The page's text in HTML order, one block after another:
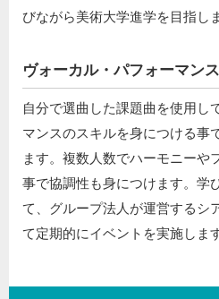
びながら美術大学進学を目指し
ヴォーカル・パフォーマン
自分で選曲した課題曲を使用し
マンスのスキルを身につける事
ます。複数人数でハーモニーや
事で協調性も身につけます。学
て、グループ法人が運営するシ
て定期的にイベントを実施します